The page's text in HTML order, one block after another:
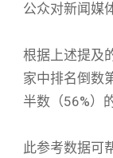
公众对新闻媒
根据上述提及
家中排名倒数
半数（56%）
此参考数据可